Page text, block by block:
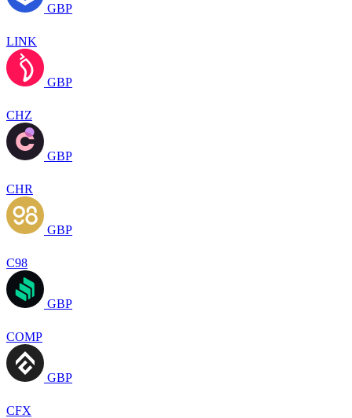
GBP
LINK
GBP
CHZ
GBP
CHR
GBP
C98
GBP
COMP
GBP
CFX